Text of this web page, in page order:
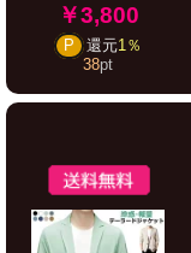
￥3,800
P 還元1％
38pt